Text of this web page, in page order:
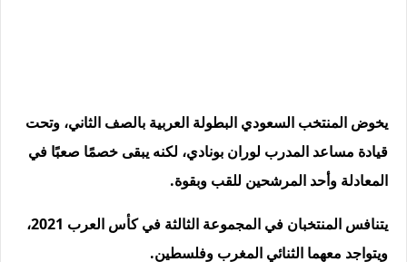
يخوض المنتخب السعودي البطولة العربية بالصف الثاني، وتحت
قيادة مساعد المدرب لوران بونادي، لكنه يبقى خصمًا صعبًا في
المعادلة وأحد المرشحين للقب وبقوة.
يتنافس المنتخبان في المجموعة الثالثة في كأس العرب 2021،
ويتواجد معهما الثنائي المغرب وفلسطين.